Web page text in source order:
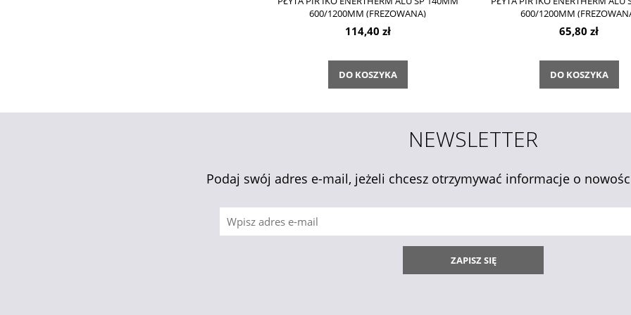
600/1200MM (FREZOWANA)
114,40 zł
DO KOSZYKA
600/1200MM
65,80 zł
DO KOSZYKA
NEWSLETTER
Podaj swój adres e-mail, jeżeli chcesz otrzymywać informacje o
ZAPISZ SIĘ